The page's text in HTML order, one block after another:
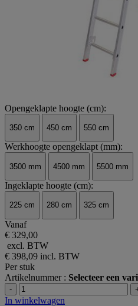
Opengeklapte hoogte (cm):
350 cm 450 cm 550 cm
Werkhoogte opengeklapt (mm):
3500 mm 4500 mm 5500 mm
Ingeklapte hoogte (cm):
225 cm 280 cm 325 cm
Vanaf
€ 329,00
excl. BTW
€ 398,09 incl. BTW
Per stuk
Artikelnummer : Selecteer een
-
In winkelwagen